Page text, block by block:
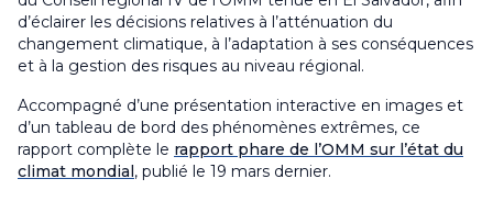
d’éclairer les décisions relatives à l’atténuation du
changement climatique, à l’adaptation à ses conséquences
et à la gestion des risques au niveau régional.
Accompagné d’une présentation interactive en images et
d’un tableau de bord des phénomènes extrêmes, ce
rapport complète le rapport phare de l’OMM sur l’état du
climat mondial , publié le 19 mars dernier.